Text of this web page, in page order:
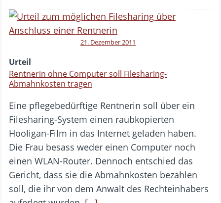
21. Dezember 2011
Urteil
Rentnerin ohne Computer soll Filesharing-
Abmahnkosten tragen
Eine pflegebedürftige Rentnerin soll über ein
Filesharing-System einen raubkopierten
Hooligan-Film in das Internet geladen haben.
Die Frau besass weder einen Computer noch
einen WLAN-Router. Dennoch entschied das
Gericht, dass sie die Abmahnkosten bezahlen
soll, die ihr von dem Anwalt des Rechteinhabers